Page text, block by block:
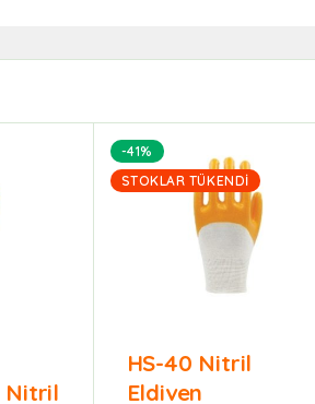
Nitril
-41%
STOKLAR TÜKENDI
HS-40 Nitril
Eldiven